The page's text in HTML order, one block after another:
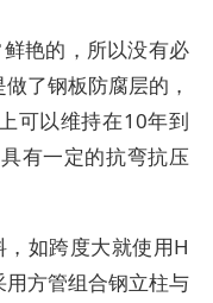
艳的，所以没有必
了钢板防腐层的，
可以维持在10年到
有一定的抗弯抗压
如跨度大就使用H
方管组合钢立柱与